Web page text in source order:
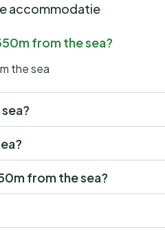
accommodatie
from the sea?
the sea
from the sea?